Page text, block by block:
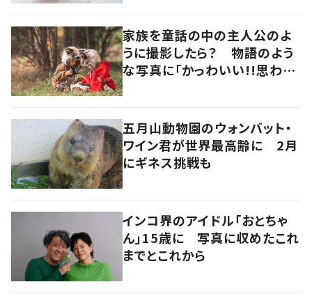
家族を童話の中の主人公のよ
うに撮影したら？ 物語のよう
な写真に「かっわいい!!思わず
五月山動物園のウォンバット・
ワイン君が世界最高齢に 2月
にギネス挑戦も
インコ界のアイドル「おとちゃ
ん」15歳に 写真に収めたこれ
までとこれから